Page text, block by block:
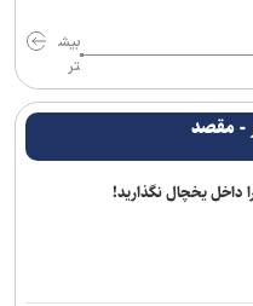
بیش
تر
- مقصد
داخل یخچال نگذارید!